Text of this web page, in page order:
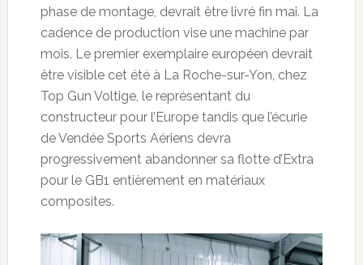
phase de montage, devrait être livré fin mai. La
cadence de production vise une machine par
mois. Le premier exemplaire européen devrait
être visible cet été à La Roche-sur-Yon, chez
Top Gun Voltige, le représentant du
constructeur pour l’Europe tandis que l’écurie
de Vendée Sports Aériens devra
progressivement abandonner sa flotte d’Extra
pour le GB1 entièrement en matériaux
composites.